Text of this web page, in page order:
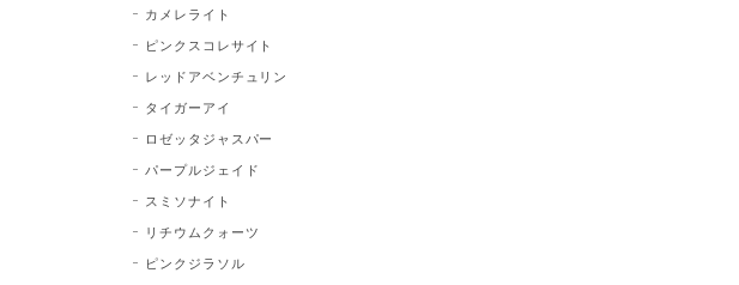
カメレライト
ピンクスコレサイト
レッドアベンチュリン
タイガーアイ
ロゼッタジャスパー
パープルジェイド
スミソナイト
リチウムクォーツ
ピンクジラソル